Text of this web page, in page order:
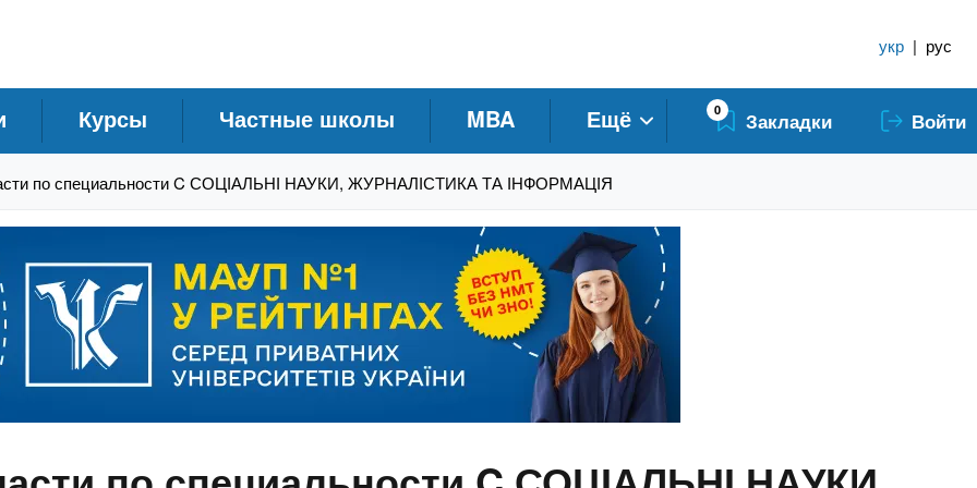
укр | рус
Курсы Частные школы MBA Ещё 0 Закладки Войти
по специальности C СОЦІАЛЬНІ НАУКИ, ЖУРНАЛІСТИКА ТА ІНФОРМАЦІЯ